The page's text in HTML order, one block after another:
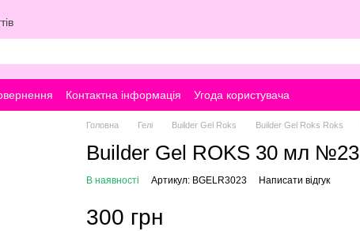
Контактна інформація Угода користувача
Головна Гелі Builder Gel Roks Builder Gel Roks Roks
Builder Gel ROKS 30 мл №23
В наявності Артикул: BGELR3023 Написати відгук
300 грн